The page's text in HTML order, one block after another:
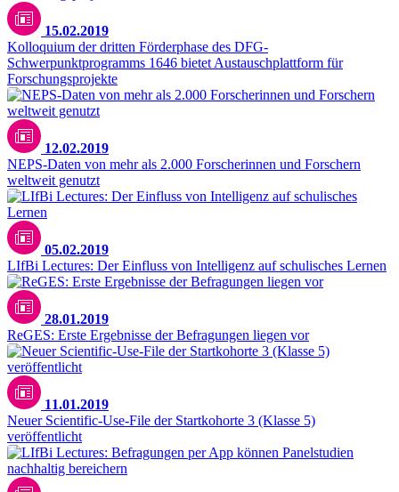
15.02.2019
Kolloquium der dritten Förderphase des DFG-
Schwerpunktprogramms 1646 bietet Austauschplattform für
Forschungsprojekte
12.02.2019
NEPS-Daten von mehr als 2.000 Forscherinnen und Forschern
weltweit genutzt
05.02.2019
LIfBi Lectures: Der Einfluss von Intelligenz auf schulisches Lernen
28.01.2019
ReGES: Erste Ergebnisse der Befragungen liegen vor
11.01.2019
Neuer Scientific-Use-File der Startkohorte 3 (Klasse 5)
veröffentlicht